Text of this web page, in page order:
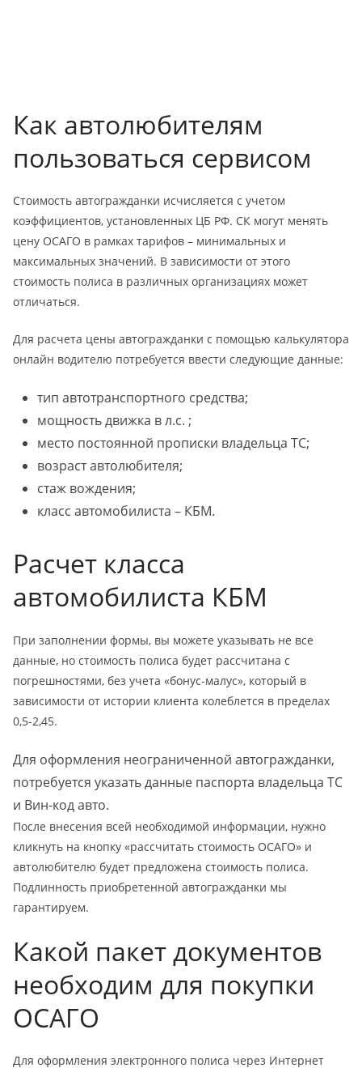
Как автолюбителям
пользоваться сервисом
Стоимость автогражданки исчисляется с учетом
коэффициентов, установленных ЦБ РФ. СК могут менять
цену ОСАГО в рамках тарифов – минимальных и
максимальных значений. В зависимости от этого
стоимость полиса в различных организациях может
отличаться.
Для расчета цены автогражданки с помощью калькулятора
онлайн водителю потребуется ввести следующие данные:
тип автотранспортного средства;
мощность движка в л.с. ;
место постоянной прописки владельца ТС;
возраст автолюбителя;
стаж вождения;
класс автомобилиста – КБМ.
Расчет класса
автомобилиста КБМ
При заполнении формы, вы можете указывать не все
данные, но стоимость полиса будет рассчитана с
погрешностями, без учета «бонус-малус», который в
зависимости от истории клиента колеблется в пределах
0,5-2,45.
Для оформления неограниченной автогражданки,
потребуется указать данные паспорта владельца ТС
и Вин-код авто.
После внесения всей необходимой информации, нужно
кликнуть на кнопку «рассчитать стоимость ОСАГО» и
автолюбителю будет предложена стоимость полиса.
Подлинность приобретенной автогражданки мы
гарантируем.
Какой пакет документов
необходим для покупки
ОСАГО
Для оформления электронного полиса через Интернет